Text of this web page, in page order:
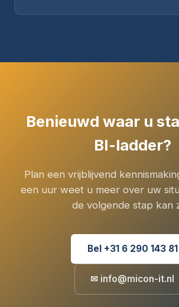
Benieuwd waar u
BI-ladder?
Plan een vrijblijvend
een uur weet u meer over uw
de volgende stap kan
Bel +31 6 290 143 81
✉ info@micon-it.nl